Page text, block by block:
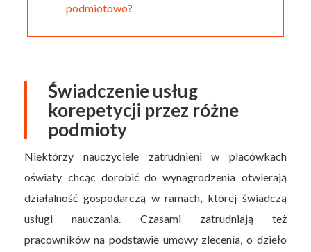
podmiotowo?
Świadczenie usług
korepetycji przez różne
podmioty
Niektórzy nauczyciele zatrudnieni w placówkach
oświaty chcąc dorobić do wynagrodzenia otwierają
działalność gospodarczą w ramach, której świadczą
usługi nauczania. Czasami zatrudniają też
pracowników na podstawie umowy zlecenia, o dzieło